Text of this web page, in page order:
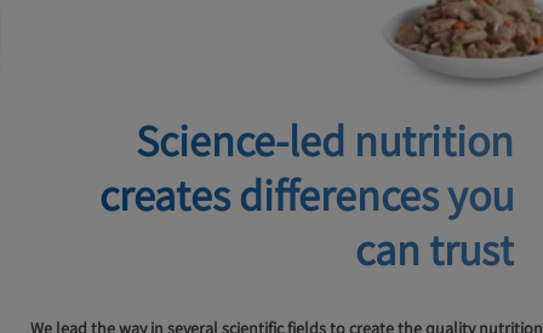
Science-led nutrition
createsdifferences you
can trust
We lead the way in several scientific fields to create the quality nutrition